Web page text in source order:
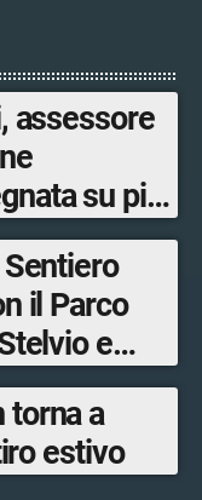
assessore
su più
coinvolti
Lecco,
Como
il Parco
e
torna a
estivo